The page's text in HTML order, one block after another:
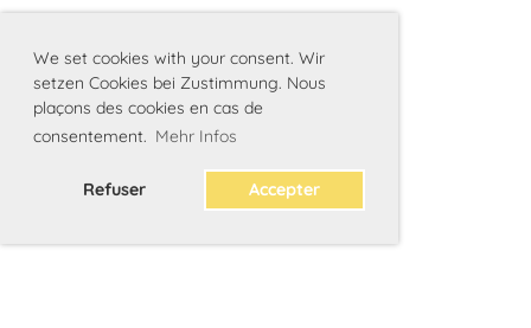
We set cookies with your consent. Wir
setzen Cookies bei Zustimmung. Nous
plaçons des cookies en cas de
consentement. Mehr Infos
Refuser Accepter